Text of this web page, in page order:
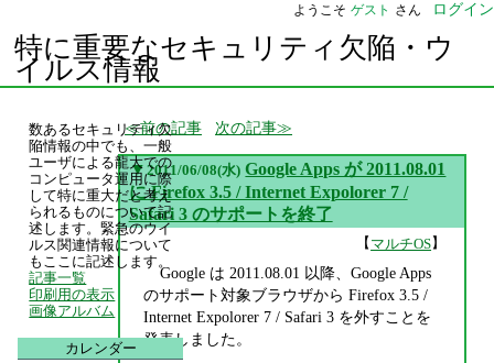
ようこそ ゲスト さん ログイン
特に重要なセキュリティ欠陥・ウ
イルス情報
前の記事 次の記事
▼ 2011/06/08(水) Google Apps が 2011.08.01
に Firefox 3.5 / Internet Expolorer 7 /
Safari 3 のサポートを終了
【マルチOS】
Google は 2011.08.01 以降、Google Apps
のサポート対象ブラウザから Firefox 3.5 /
Internet Expolorer 7 / Safari 3 を外すことを
発表しました。
数あるセキュリティ欠
陥情報の中でも、一般
ユーザによる龍大での
コンピュータ運用に際
して特に重大だと考え
られるものについて記
述します。緊急のウイ
ルス関連情報について
もここに記述します。
記事一覧
印刷用の表示
画像アルバム
カレンダー